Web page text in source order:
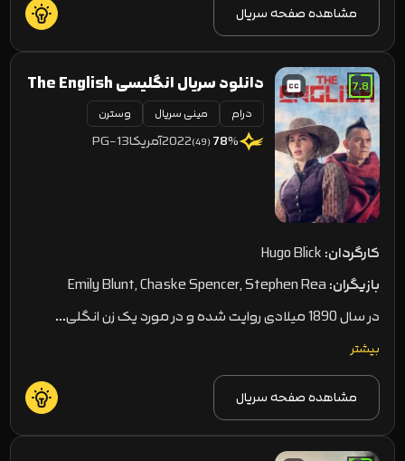
مشاهده صفحه سریال
7.8
دانلود سریال انگلیسی The English
2022
درام مینی سریال وسترن
78%
(49)
2022آمریکاPG-13
کارگردان:Hugo Blick
بازیگران:Emily Blunt, Chaske Spencer, Stephen Rea
در سال 1890 میلادی روایت شده و در مورد یک زن انگلی…
بیشتر
مشاهده صفحه سریال